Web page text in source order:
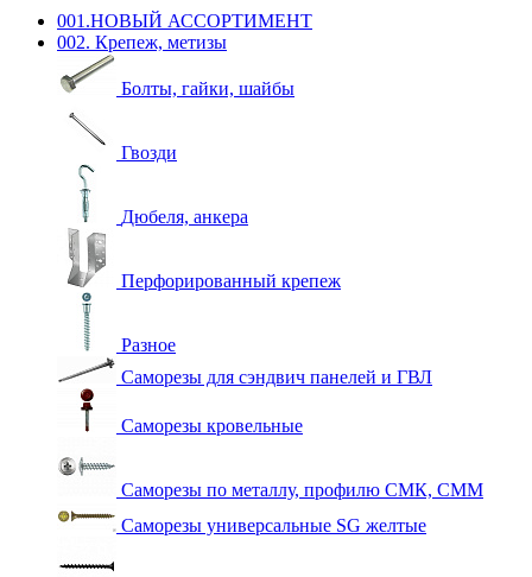
001.НОВЫЙ АССОРТИМЕНТ
002. Крепеж, метизы
Болты, гайки, шайбы
Гвозди
Дюбеля, анкера
Перфорированный крепеж
Разное
Саморезы для сэндвич панелей и ГВЛ
Саморезы кровельные
Саморезы по металлу, профилю СМК, СММ
Саморезы универсальные SG желтые